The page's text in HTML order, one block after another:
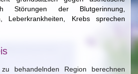
Störungen der Blutgerinnung,
Leberkrankheiten, Krebs sprechen
behandelnden Region berechnen